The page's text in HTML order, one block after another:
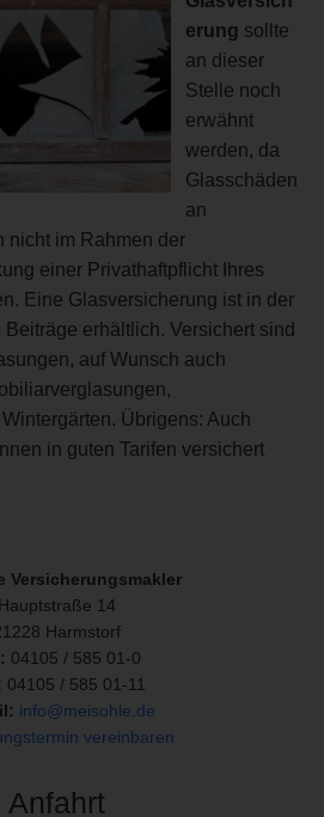
erung sollte
an dieser
Stelle noch
erwähnt
werden, da
Glasschäden
an
nicht im Rahmen der
einer Privathaftpflicht Ihres
Eine Glasversicherung ist in der
erhältlich. Versichert sind
auf Wunsch auch
Übrigens: Auch
in guten Tarifen versichert
Versicherungsmakler
Hauptstraße 14
Harmstorf
04105 / 585 01-0
04105 / 585 01-11
info@meisohle.de
vereinbaren
Anfahrt